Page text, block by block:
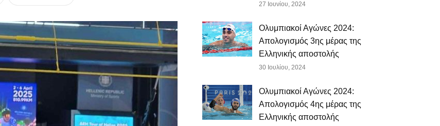
27 Ιουνίου, 2024
Ολυμπιακοί Αγώνες 2024:
Απολογισμός 3ης μέρας της
Ελληνικής αποστολής
30 Ιουλίου, 2024
Ολυμπιακοί Αγώνες 2024:
Απολογισμός 4ης μέρας της
Ελληνικής αποστολής